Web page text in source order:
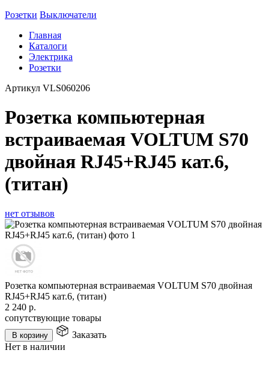
Розетки Выключатели
Главная
Каталоги
Электрика
Розетки
Артикул VLS060206
Розетка компьютерная
встраиваемая VOLTUM S70
двойная RJ45+RJ45 кат.6,
(титан)
нет отзывов
Розетка компьютерная встраиваемая VOLTUM S70 двойная
RJ45+RJ45 кат.6, (титан)
2 240 р.
сопутствующие товары
В корзину
Заказать
Нет в наличии